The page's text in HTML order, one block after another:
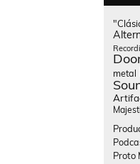
metal
Proto